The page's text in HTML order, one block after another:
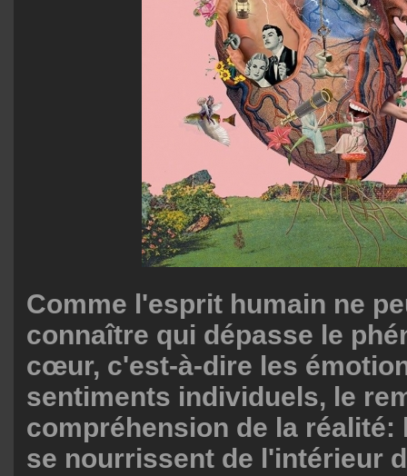
Comme l'esprit humain ne
connaître qui dépasse le
cœur, c'est-à-dire les
sentiments individuels, le
compréhension de la réalité:
se nourrissent de l'intérieur